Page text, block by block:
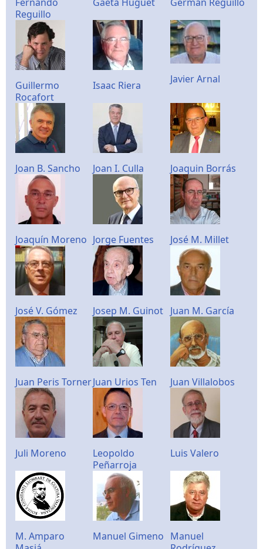
Reguillo
Guillermo
Rocafort
Isaac Riera Javier Arnal
Joan B. Sancho Joan I. Culla Joaquin Borrás
Joaquín Moreno Jorge Fuentes José M. Millet
José V. Gómez Josep M. Guinot Juan M. García
Juan Peris TornerJuan Urios Ten Juan Villalobos
Juli Moreno
Leopoldo
Peñarroja
Luis Valero
M. Amparo
Manuel Gimeno Manuel